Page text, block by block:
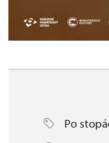
Po